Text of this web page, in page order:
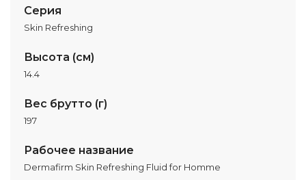
Серия
Skin Refreshing
Высота (см)
14.4
Вес брутто (г)
197
Рабочее название
Dermafirm Skin Refreshing Fluid for Homme